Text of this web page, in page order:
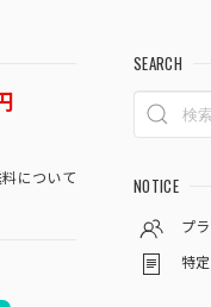
について
SEARCH
NOTICE
プ
特